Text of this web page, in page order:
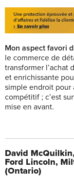
Mon aspect favori
le commerce de
transformer l’achat
et enrichissante
simple endroit pour
compétitif ; c’est
mise en avant.
David
Ford Lincoln,
(Ontario)